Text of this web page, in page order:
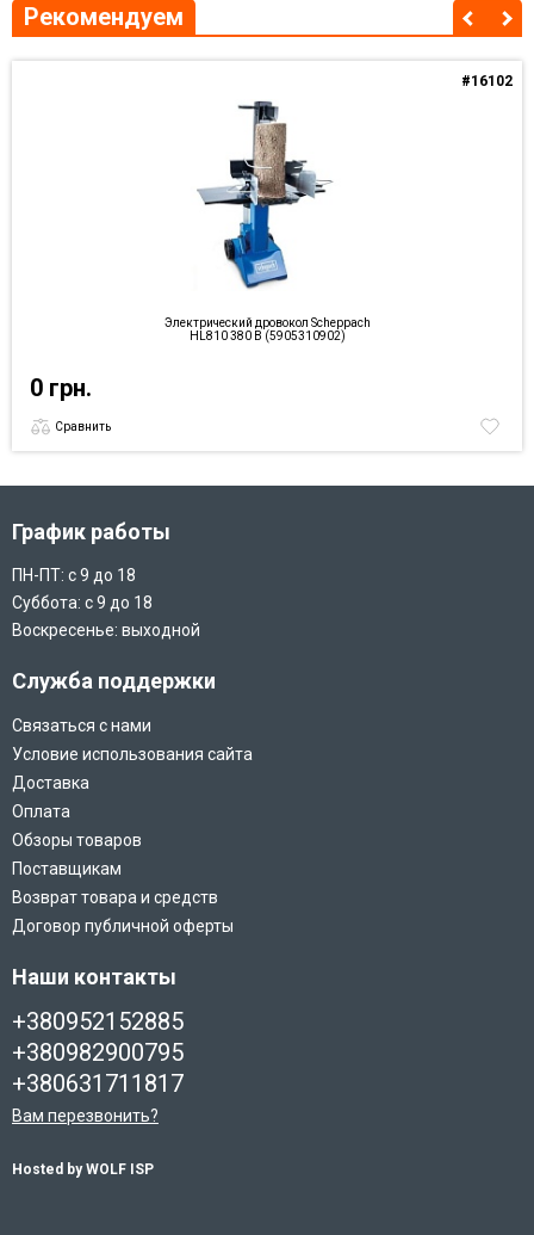
Рекомендуем
#16102
Электрический дровокол Scheppach
HL810 380 В (5905310902)
0 грн.
Сравнить
График работы
ПН-ПТ: с 9 до 18
Суббота: с 9 до 18
Воскресенье: выходной
Служба поддержки
Связаться с нами
Условие использования сайта
Доставка
Оплата
Обзоры товаров
Поставщикам
Возврат товара и средств
Договор публичной оферты
Наши контакты
+380952152885
+380982900795
+380631711817
Вам перезвонить?
Hosted by WOLF ISP